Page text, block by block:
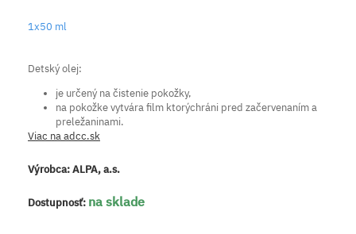
1x50 ml
Detský olej:
je určený na čistenie pokožky,
na pokožke vytvára film ktorýchráni pred začervenaním a
preležaninami.
Viac na adcc.sk
Výrobca:ALPA, a.s.
Dostupnosť: na sklade